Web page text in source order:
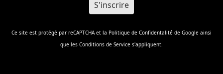
Ce site est protégé par reCAPTCHA et la Politique de Confidentalité de Google ainsi
que les Conditions de Service s'appliquent.